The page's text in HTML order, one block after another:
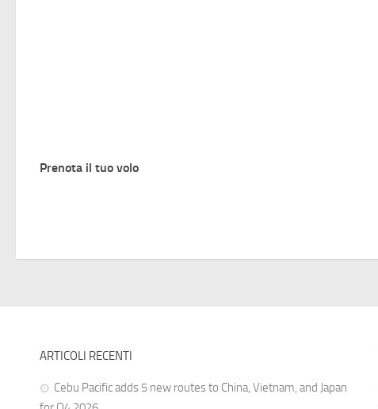
Prenota il tuo volo
ARTICOLI RECENTI
Cebu Pacific adds 5 new routes to China, Vietnam, and Japan